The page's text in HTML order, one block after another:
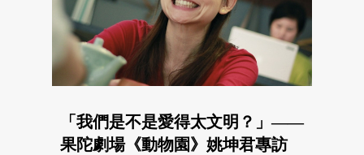
「我們是不是愛得太文明？」——
果陀劇場《動物園》姚坤君專訪